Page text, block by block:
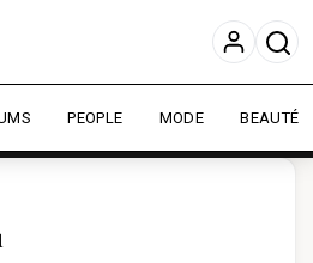
pour améliorer votre
l'audience.
En savoir plus
Personnaliser
PEOPLE MODE BEAUTÉ